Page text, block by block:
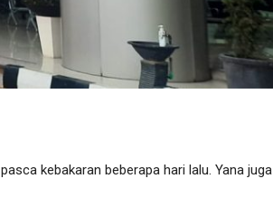
kebakaran beberapa hari lalu. Yana juga